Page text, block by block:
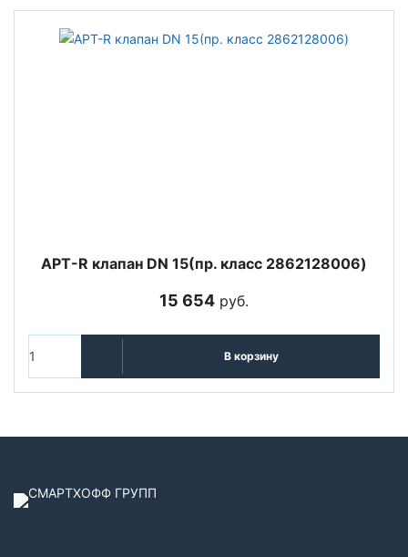
APT-R клапан DN 15(пр. класс 2862128006)
15 654 руб.
В корзину